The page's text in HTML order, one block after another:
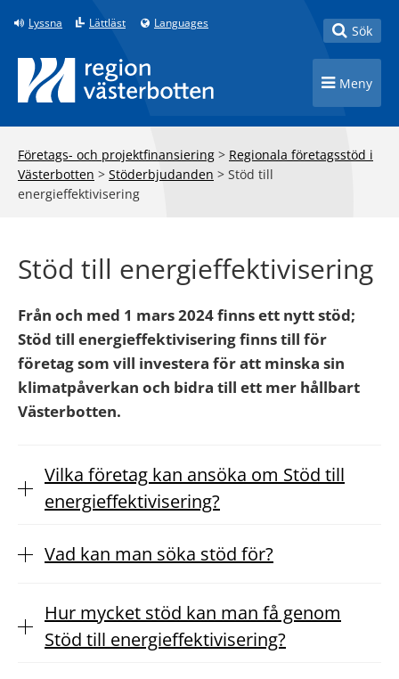
Till innehåll på sidan
Lyssna Lättläst Languages Toggle
Sök
Toggle
Meny
Företags- och projektfinansiering > Regionala företagsstöd i
Västerbotten > Stöderbjudanden > Stöd till
energieffektivisering
Stöd till energieffektivisering
Från och med 1 mars 2024 finns ett nytt stöd;
Stöd till energieffektivisering finns till för
företag som vill investera för att minska sin
klimatpåverkan och bidra till ett mer hållbart
Västerbotten.
Vilka företag kan ansöka om Stöd till
energieffektivisering?
Vad kan man söka stöd för?
Hur mycket stöd kan man få genom
Stöd till energieffektivisering?